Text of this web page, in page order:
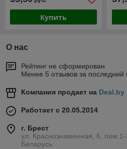
Купить
О нас
Рейтинг не сформирован
Менее 5 отзывов за последний
Компания продает на Deal.by
Работает с 20.05.2014
г. Брест
ул. Краснознаменная, 6, пом.1-
Беларусь